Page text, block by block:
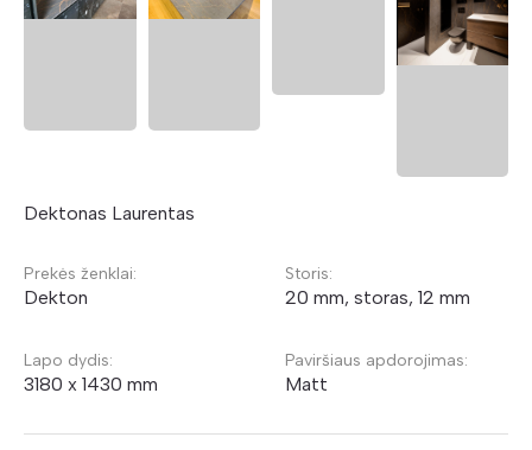
Dektonas Laurentas
Prekės ženklai:
Dekton
Storis:
20 mm, storas, 12 mm
Lapo dydis:
3180 x 1430 mm
Paviršiaus apdorojimas:
Matt